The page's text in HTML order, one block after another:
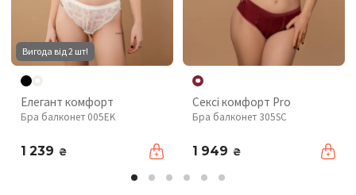
Вигода від 2 шт!
Елегант комфорт
Бра балконет 005EK
1 239 ₴
Сексі комфорт Pro
Бра балконет 305SC
1 949 ₴